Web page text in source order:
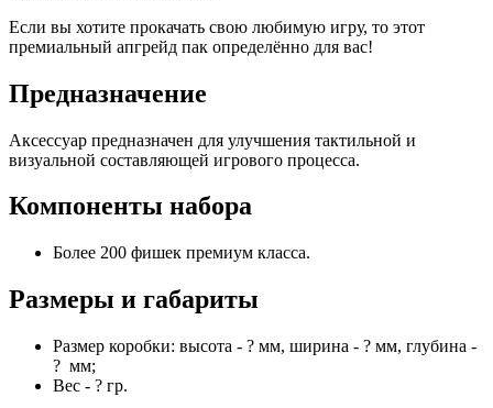
Если вы хотите прокачать свою любимую игру, то этот
премиальный апгрейд пак определённо для вас!
Предназначение
Аксессуар предназначен для улучшения тактильной и
визуальной составляющей игрового процесса.
Компоненты набора
Более 200 фишек премиум класса.
Размеры и габариты
Размер коробки: высота - ? мм, ширина - ? мм, глубина -
? мм;
Вес - ? гр.